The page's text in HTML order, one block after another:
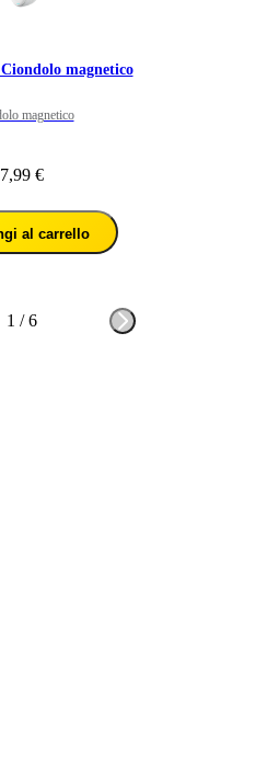
magnetico
magnetico
€
al carrello
1 /6